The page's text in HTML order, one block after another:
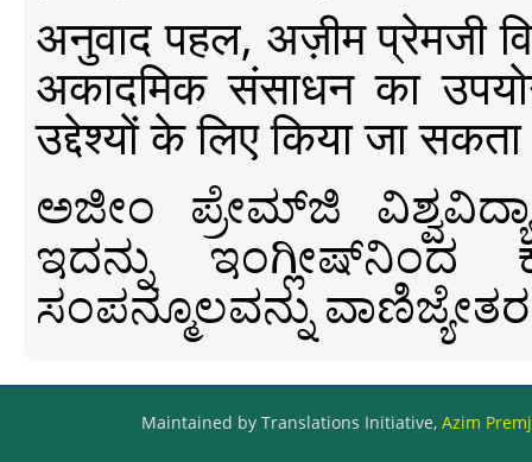
अनुवाद पहल, अज़ीम प्रेमजी
अकादमिक संसाधन का
उद्देश्यों के लिए किया जा
ಅಜೀಂ ಪ್ರೇಮ್‍ಜಿ
ಇದನ್ನು ಇಂಗ್ಲೀಷ್‍ನಿಂದ
ಸಂಪನ್ಮೂಲವನ್ನು
Maintained by Translations Initiative, Azim